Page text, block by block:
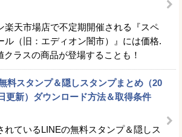
楽天市場店で不定期開催される『スペ
ル（旧：エディオン闇市）』には価格.
クラスの商品が登場することも！
料スタンプ＆隠しスタンプまとめ（20
更新）ダウンロード方法＆取得条件
れているLINEの無料スタンプ＆隠しス